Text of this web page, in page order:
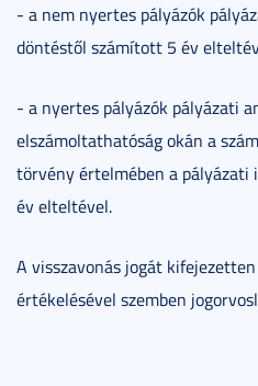
- a nem nyertes pályázók
döntéstől számított 5 év
- a nyertes pályázók pályázati
elszámoltathatóság okán a
törvény értelmében a pályázati
év elteltével.
A visszavonás jogát
értékelésével szemben